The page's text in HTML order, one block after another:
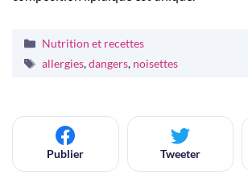
Catégories
Nutrition et recettes
Étiquettes
allergies,dangers, noisettes
Publier Tweeter